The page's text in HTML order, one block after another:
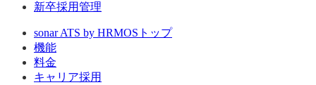
新卒採用管理
sonar ATS by HRMOS トップ
機能
料金
キャリア採用